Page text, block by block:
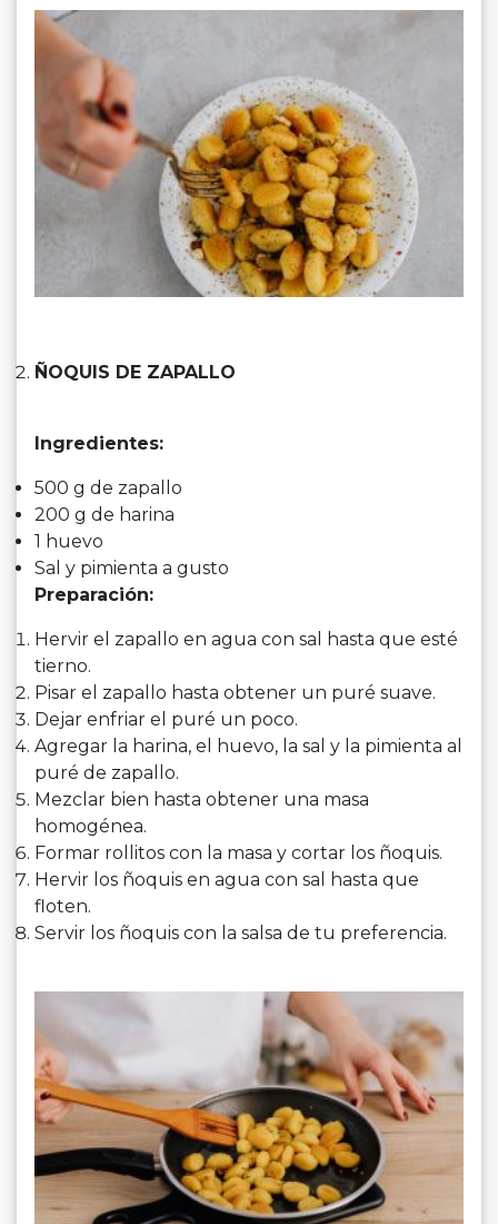
ÑOQUIS DE ZAPALLO
Ingredientes:
500 g de zapallo
200 g de harina
1 huevo
Sal y pimienta a gusto
Preparación:
Hervir el zapallo en agua con sal hasta que esté
tierno.
Pisar el zapallo hasta obtener un puré suave.
Dejar enfriar el puré un poco.
Agregar la harina, el huevo, la sal y la pimienta al
puré de zapallo.
Mezclar bien hasta obtener una masa
homogénea.
Formar rollitos con la masa y cortar los ñoquis.
Hervir los ñoquis en agua con sal hasta que
floten.
Servir los ñoquis con la salsa de tu preferencia.